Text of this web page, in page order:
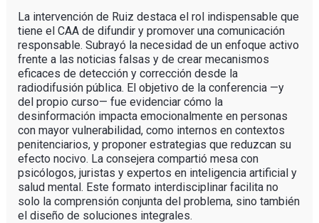
La intervención de Ruiz destaca el rol indispensable que
tiene el CAA de difundir y promover una comunicación
responsable. Subrayó la necesidad de un enfoque activo
frente a las noticias falsas y de crear mecanismos
eficaces de detección y corrección desde la
radiodifusión pública. El objetivo de la conferencia —y
del propio curso— fue evidenciar cómo la
desinformación impacta emocionalmente en personas
con mayor vulnerabilidad, como internos en contextos
penitenciarios, y proponer estrategias que reduzcan su
efecto nocivo. La consejera compartió mesa con
psicólogos, juristas y expertos en inteligencia artificial y
salud mental. Este formato interdisciplinar facilita no
solo la comprensión conjunta del problema, sino también
el diseño de soluciones integrales.